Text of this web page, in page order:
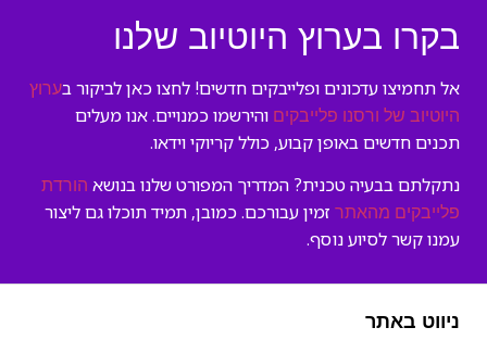
בקרו בערוץ היוטיוב שלנו
אל תחמיצו עדכונים ופלייבקים חדשים! לחצו כאן לביקור בערוץ
היוטיוב של ורסנו פלייבקים והירשמו כמנויים. אנו מעלים
תכנים חדשים באופן קבוע, כולל קריוקי וידאו.
נתקלתם בבעיה טכנית? המדריך המפורט שלנו בנושא הורדת
פלייבקים מהאתר זמין עבורכם. כמובן, תמיד תוכלו גם ליצור
עמנו קשר לסיוע נוסף.
ניווט באתר